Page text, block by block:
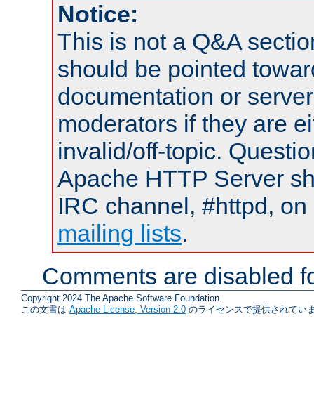
Notice:
This is not a Q&A
should be pointed
documentation or
moderators if they are
invalid/off-topic.
Apache HTTP Server
IRC channel, #httpd,
mailing lists.
Comments are disabled
Copyright 2024 The Apache Software Foundation.
この文書は Apache License, Version 2.0 のライセンスで提供されてい